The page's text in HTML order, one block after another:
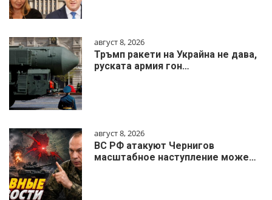
август 8, 2026
Тръмп ракети на Украйна не дава,
руската армия гон…
август 8, 2026
ВС РФ атакуют Чернигов
масштабное наступление може…